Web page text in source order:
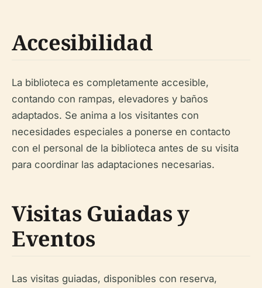
Accesibilidad
La biblioteca es completamente accesible,
contando con rampas, elevadores y baños
adaptados. Se anima a los visitantes con
necesidades especiales a ponerse en contacto
con el personal de la biblioteca antes de su visita
para coordinar las adaptaciones necesarias.
Visitas Guiadas y
Eventos
Las visitas guiadas, disponibles con reserva,